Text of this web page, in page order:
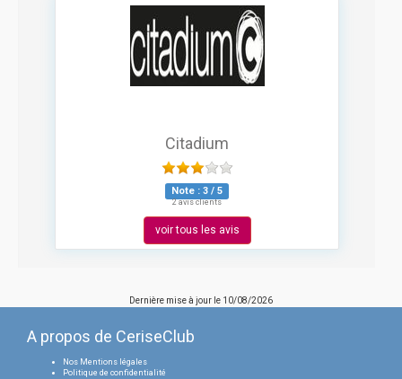
Citadium
Note : 3 / 5
2 avis clients
voir tous les avis
Dernière mise à jour le 10/08/2026
A propos de CeriseClub
Nos Mentions légales
Politique de confidentialité